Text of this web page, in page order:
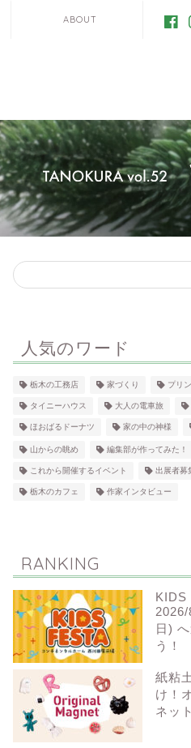
ABOUT
人気のワード
栃木の工務店 家づくり プリン
タイニーハウス 大人の電車旅
ほおばるドーナツ 家の中の神様
山からの眺め 編集部が作ってみた！
これから開催するイベント 出展者募
栃木のカフェ 作家インタビュー
RANKING
KIDS
2026/
日)
う！
紙粘
け！
ネッ